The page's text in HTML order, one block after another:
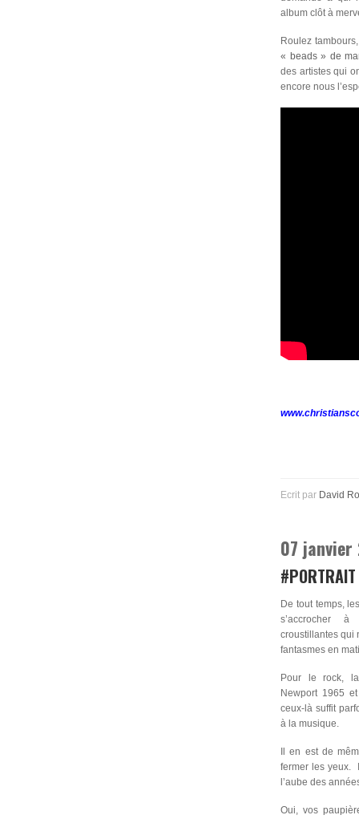
album clôt à
Roulez
« beads » de
des artistes qui
encore nous
Ecrit par David
07 janvier
#PORTRAIT
De tout temps,
s’accrocher
croustillantes qui
fantasmes en
Pour le rock,
Newport 1965
ceux-là suffit
à la musique.
Il en est de
fermer les yeux.
l’aube des
Oui, vos